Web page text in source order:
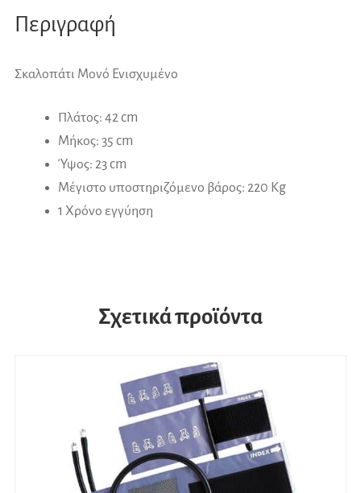
Περιγραφή
Σκαλοπάτι Μονό Ενισχυμένο
Πλάτος: 42 cm
Μήκος: 35 cm
Ύψος: 23 cm
Μέγιστο υποστηριζόμενο βάρος: 220 Kg
1 Χρόνο εγγύηση
Σχετικά προϊόντα